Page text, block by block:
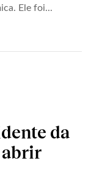
Ele foi...
da
abrir